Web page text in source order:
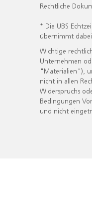
Rechtliche
* Die UBS
übernimmt
Wichtige
Unternehmen
"Materialien"),
nicht in allen
Widerspruchs
Bedingungen
und nicht